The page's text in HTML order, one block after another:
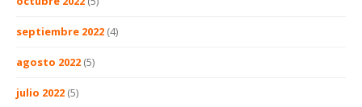
septiembre 2022 (4)
agosto 2022 (5)
julio 2022 (5)